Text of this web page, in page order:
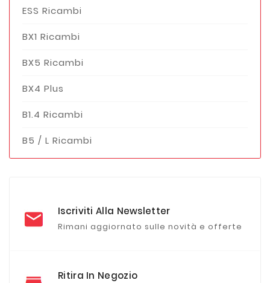
ESS Ricambi
BX1 Ricambi
BX5 Ricambi
BX4 Plus
B1.4 Ricambi
B5 / L Ricambi
Iscriviti Alla Newsletter
Rimani aggiornato sulle novità e offerte
Ritira In Negozio